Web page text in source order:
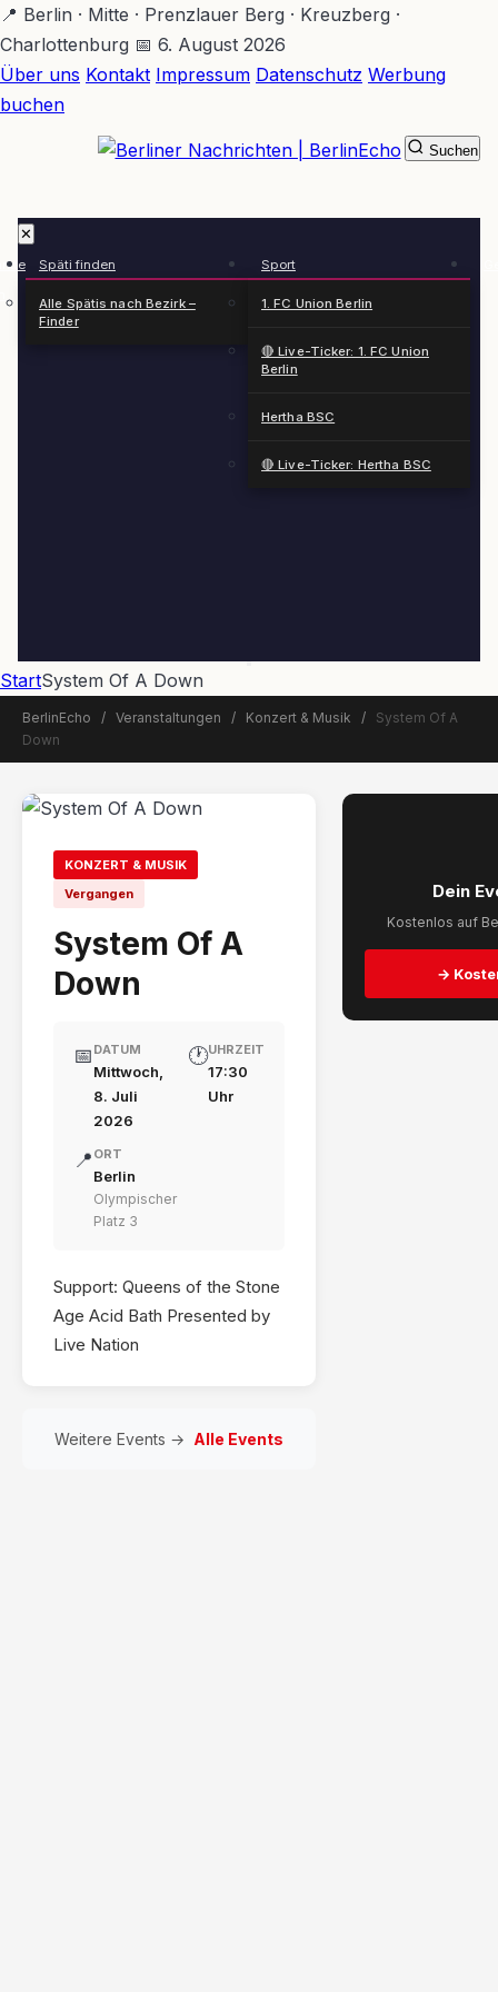
Zum
Hauptinhalt
springen
📍 Berlin · Mitte · Prenzlauer Berg · Kreuzberg ·
Charlottenburg 📅 6. August 2026
Über uns Kontakt Impressum Datenschutz Werbung
buchen
✕
Späti finden
Alle Spätis nach Bezirk –
Finder
Sport
1. FC Union Berlin
🔴 Live-Ticker: 1. FC Union
Berlin
Hertha BSC
🔴 Live-Ticker: Hertha BSC
Suchen
StartSystem Of A Down
BerlinEcho / Veranstaltungen / Konzert & Musik /
System Of A
Down
KONZERT & MUSIK
Vergangen
System Of A
Down
📅 DATUM
Mittwoch,
8. Juli
2026
🕐UHRZEIT
17:30
Uhr
📍 ORT
Berlin
Olympischer
Platz 3
Support: Queens of the Stone
Age Acid Bath Presented by
Live Nation
Weitere Events → Alle Events
Dein
Kostenlos auf
→